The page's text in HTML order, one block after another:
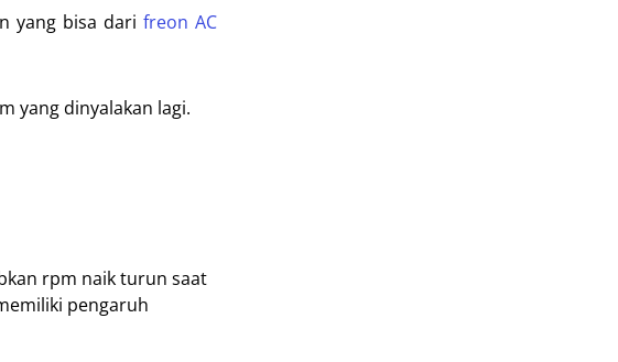
yang bisa dari freon AC
yang dinyalakan lagi.
rpm naik turun saat
pengaruh